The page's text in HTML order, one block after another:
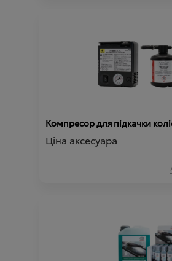
Компресор для підкачки
Ціна аксесуара